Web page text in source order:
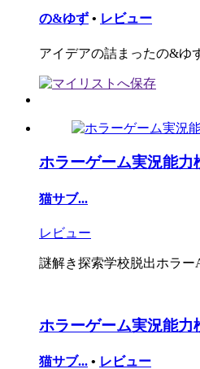
の&ゆず • レビュー
アイデアの詰まったの&ゆ
ホラーゲーム実況能力
猫サブ...
レビュー
謎解き探索学校脱出ホラ
ホラーゲーム実況能力
猫サブ... • レビュー